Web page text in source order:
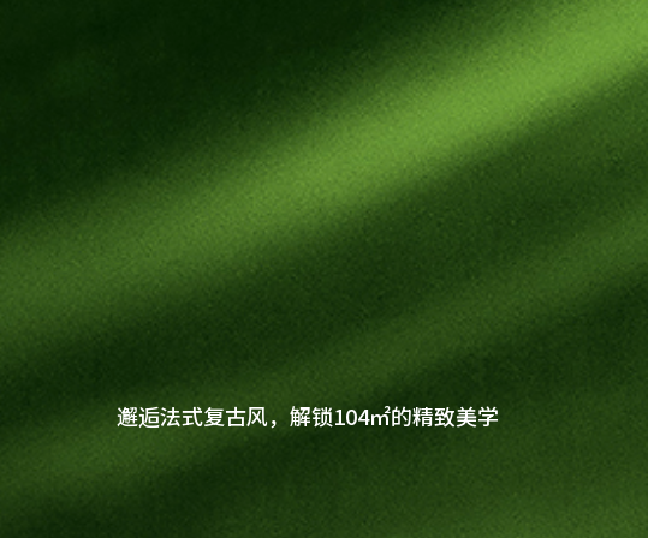
健康饰材
板材
胶粘材料
工装产品
健康家居
全屋定制
公司介绍
企业文化
门店查询
邂逅法式复古风，解锁104㎡的精致美学